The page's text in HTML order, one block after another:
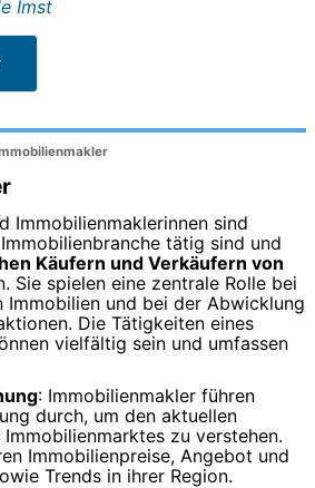
Imst
Immobilienmaklerinnen sind
tätig sind und
Käufern und Verkäufern von
Sie spielen eine zentrale Rolle bei
Immobilien und bei der Abwicklung
Die Tätigkeiten eines
vielfältig sein und umfassen
: Immobilienmakler führen
durch, um den aktuellen
Immobilienmarktes zu verstehen.
Immobilienpreise, Angebot und
Trends in ihrer Region.